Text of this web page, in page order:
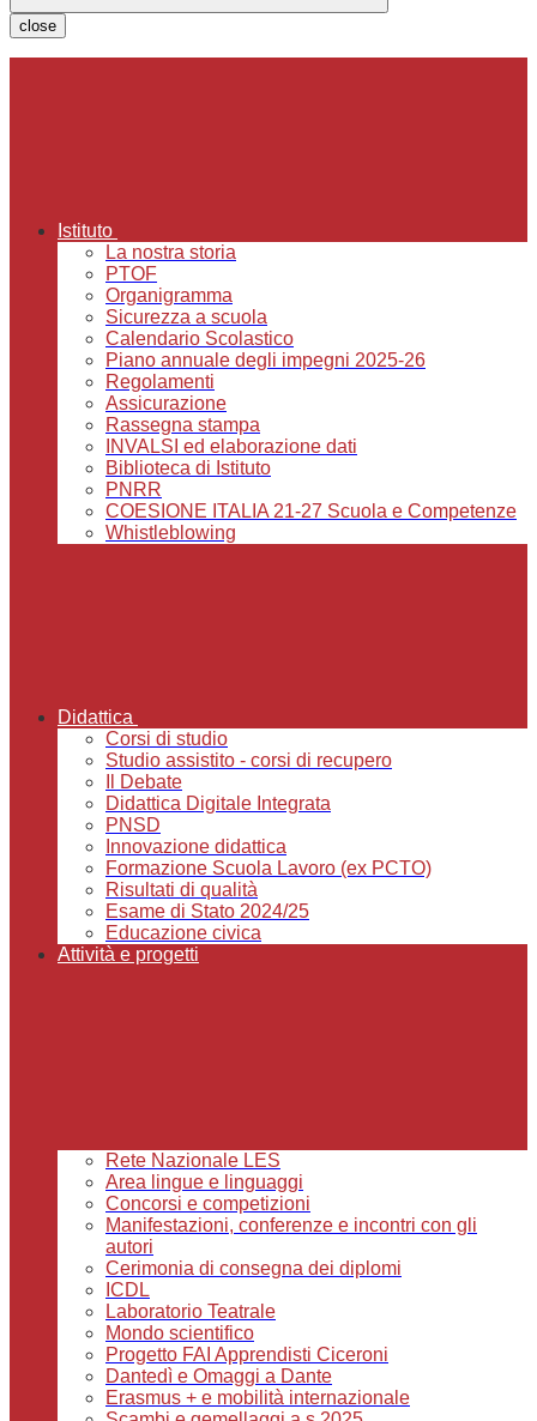
close
Istituto
La nostra storia
PTOF
Organigramma
Sicurezza a scuola
Calendario Scolastico
Piano annuale degli impegni 2025-26
Regolamenti
Assicurazione
Rassegna stampa
INVALSI ed elaborazione dati
Biblioteca di Istituto
PNRR
COESIONE ITALIA 21-27 Scuola e Competenze
Whistleblowing
Didattica
Corsi di studio
Studio assistito - corsi di recupero
Il Debate
Didattica Digitale Integrata
PNSD
Innovazione didattica
Formazione Scuola Lavoro (ex PCTO)
Risultati di qualità
Esame di Stato 2024/25
Educazione civica
Attività e progetti
Rete Nazionale LES
Area lingue e linguaggi
Concorsi e competizioni
Manifestazioni, conferenze e incontri con gli
autori
Cerimonia di consegna dei diplomi
ICDL
Laboratorio Teatrale
Mondo scientifico
Progetto FAI Apprendisti Ciceroni
Dantedì e Omaggi a Dante
Erasmus + e mobilità internazionale